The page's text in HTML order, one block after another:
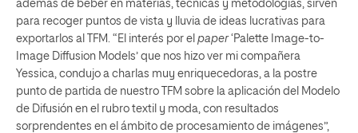
además de beber en materias, técnicas y metodologías, sirven
para recoger puntos de vista y lluvia de ideas lucrativas para
exportarlos al TFM. “El interés por el paper‘Palette Image-to-
Image Diffusion Models’ que nos hizo ver mi compañera
Yessica, condujo a charlas muy enriquecedoras, a la postre
punto de partida de nuestro TFM sobre la aplicación del Modelo
de Difusión en el rubro textil y moda, con resultados
sorprendentes en el ámbito de procesamiento de imágenes”,